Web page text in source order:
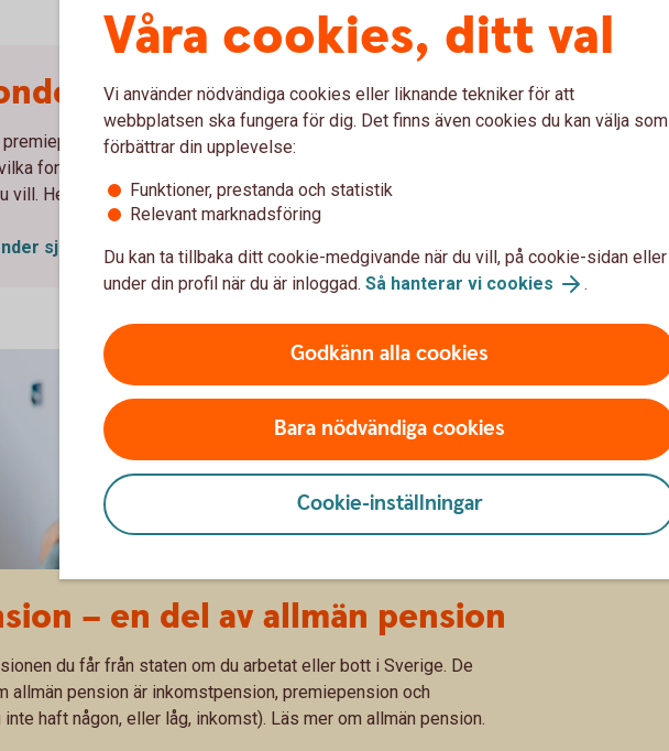
– påverka din premiepension
kan du enkelt byta från AP7 Såfa till andra PPM-
fonder du vill byta till, hos Pensionsmyndigheten. Du kan välja
vill. Helt utan kostnad! Läs mer om hur du byter fonderna.
själv
– en del av allmän pension
du får från staten om du arbetat eller bott i Sverige. De
allmän pension är inkomstpension, premiepension och
haft någon, eller låg, inkomst). Läs mer om allmän pension.
Våra cookies, ditt val
Vi använder nödvändiga cookies eller liknande tekniker för att
webbplatsen ska fungera för dig. Det finns även cookies du kan välja som
förbättrar din upplevelse:
Funktioner, prestanda och statistik
Relevant marknadsföring
Du kan ta tillbaka ditt cookie-medgivande när du vill, på cookie-sidan eller
under din profil när du är inloggad. Så hanterar vi cookies .
Godkänn alla cookies
Bara nödvändiga cookies
Cookie-inställningar